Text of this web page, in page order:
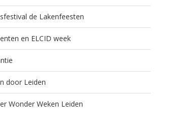
de Lakenfeesten
en ELCID week
door Leiden
Wonder Weken Leiden